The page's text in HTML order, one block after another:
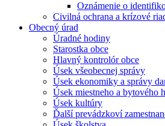
Oznámenie o
Civilná ochrana a krízové
Obecný úrad
Úradné hodiny
Starostka obce
Hlavný kontrolór obce
Úsek všeobecnej správy
Úsek ekonomiky a správy
Úsek miestneho a bytového
Úsek kultúry
Ďalší prevádzkoví